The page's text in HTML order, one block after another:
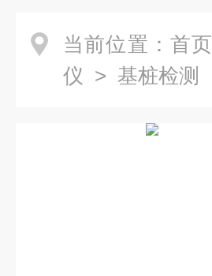
当前位置： 首页
仪 > 基桩检测